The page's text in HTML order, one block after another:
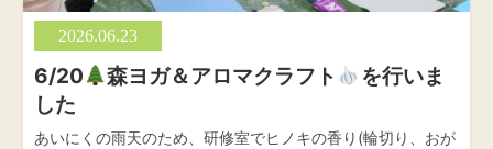
2026.06.23
6/20 森ヨガ＆アロマクラフト
を行いま
した
あいにくの雨天のため、研修室でヒノキの香り(輪切り、おが